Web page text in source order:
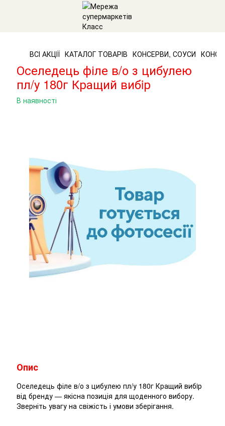
ВСІ АКЦІЇ КАТАЛОГ ТОВАРІВ КОНСЕРВИ, СОУСИ
Оселедець філе в/о з цибулею
пл/у 180г Кращий вибiр
В наявності
Опис
Оселедець філе в/о з цибулею пл/у 180г Кращий вибiр
від бренду — якісна позиція для щоденного вибору.
Зверніть увагу на свіжість і умови зберігання.